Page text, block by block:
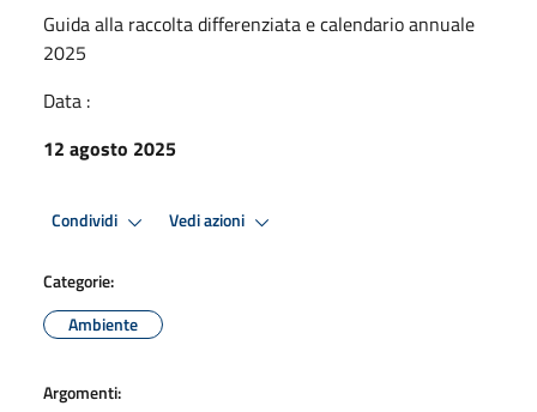
Guida alla raccolta differenziata e calendario annuale
2025
Data :
12 agosto 2025
Condividi Vedi azioni
Categorie:
Ambiente
Argomenti: